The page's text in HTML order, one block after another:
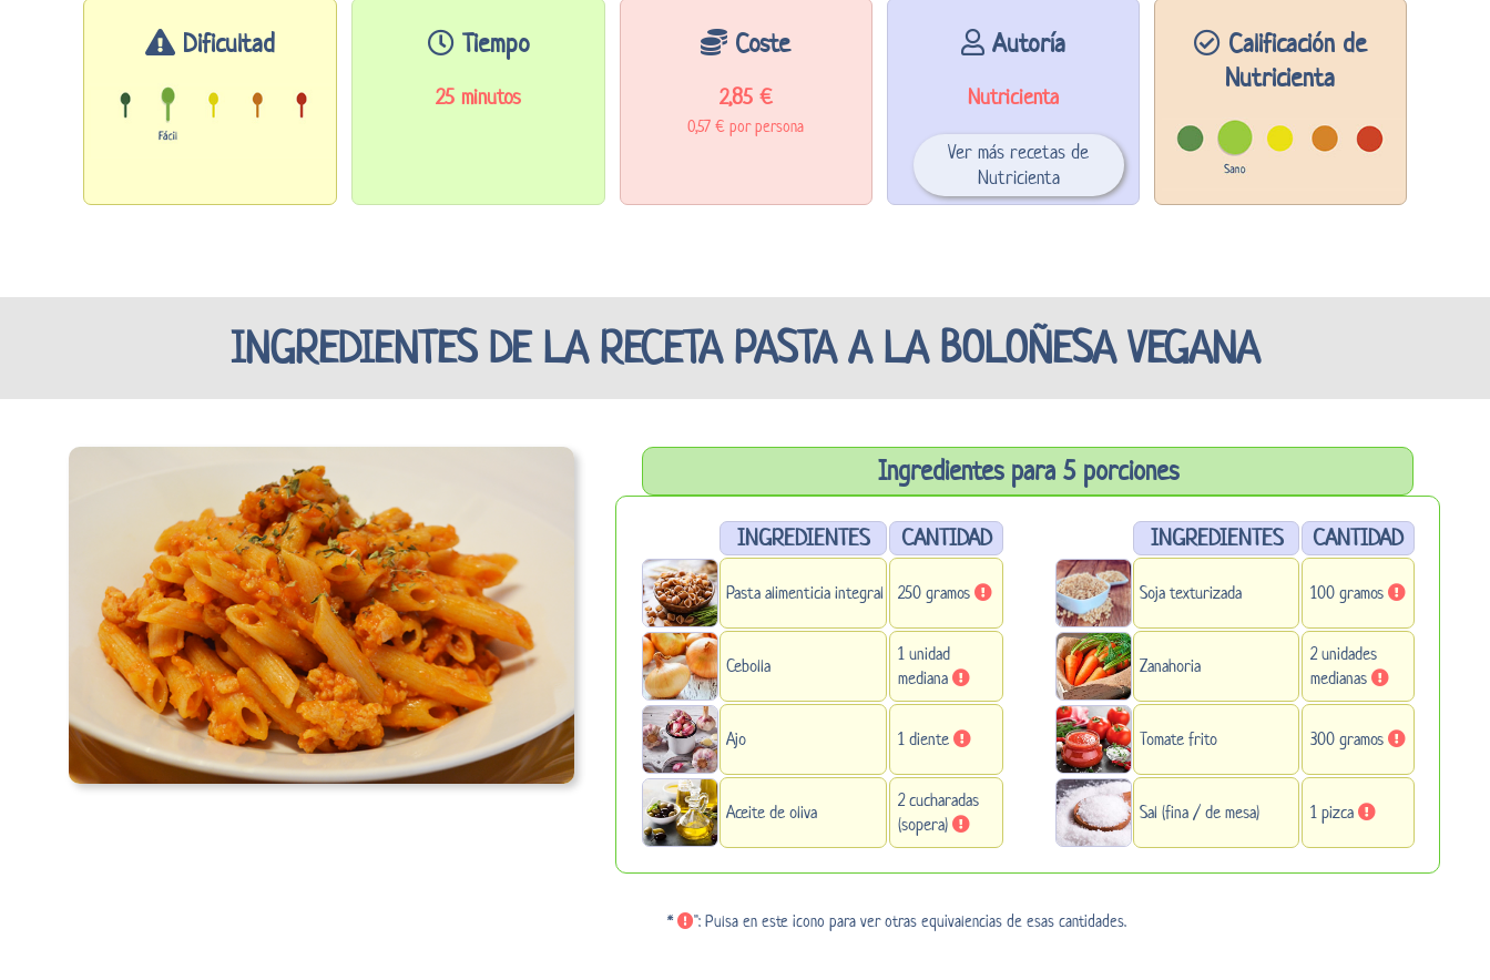
Dificultad Tiempo
25 minutos
Coste
2,85 €
0,57 € por persona
Autoría
Nutricienta
Ver más recetas de
Nutricienta
Calificación de
Nutricienta
INGREDIENTES DE LA RECETA PASTA A LA BOLOÑESA VEGANA
Ingredientes para 5 porciones
INGREDIENTES CANTIDAD INGREDIENTES CANTIDAD
Pasta alimenticia integral 250 gramos Soja texturizada 100 gramos
Cebolla
1 unidad
mediana
Zanahoria
2 unidades
medianas
Ajo 1 diente Tomate frito 300 gramos
Aceite de oliva
2 cucharadas
(sopera)
Sal (fina / de mesa) 1 pizca
* ": Pulsa en este icono para ver otras equivalencias de esas cantidades.